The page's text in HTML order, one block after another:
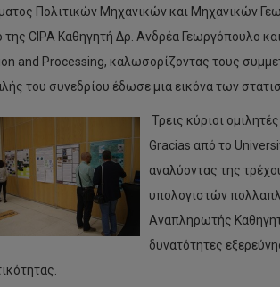
Πολιτικών Μηχανικών και Μηχανικών
της CIPA Καθηγητή Δρ. Ανδρέα Γεωργόπουλο
and Processing, καλωσορίζοντας τους
του συνεδρίου έδωσε μια εικόνα των
Τρεις κύριοι
Gracias από το
αναλύοντας της
υπολογιστών
Αναπληρωτής
δυνατότητες